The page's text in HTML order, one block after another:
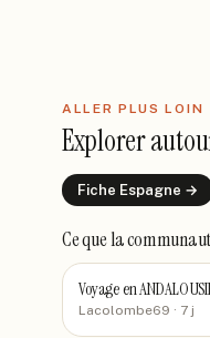
ALLER PLUS LOIN
Explorer
Fiche Espagne →
Ce que la
Voyage en
Lacolombe69 · 7 j